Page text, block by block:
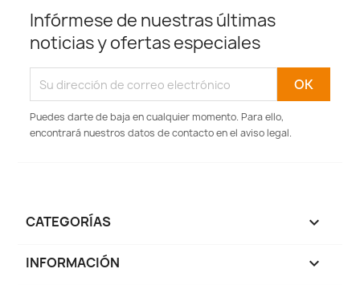
Infórmese de nuestras últimas
noticias y ofertas especiales
Puedes darte de baja en cualquier momento. Para ello,
encontrará nuestros datos de contacto en el aviso legal.
CATEGORÍAS 
INFORMACIÓN 